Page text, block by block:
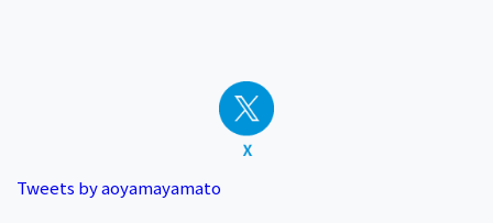
Tweets by aoyamayamato